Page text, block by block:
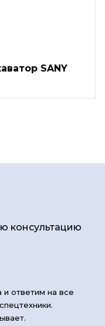
SANY
консультацию
ответим на все